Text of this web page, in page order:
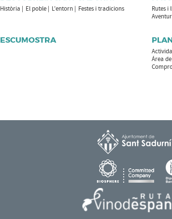
Història El poble L'entorn Festes i tradicions Rutes i
ESCUMOSTRA
Área